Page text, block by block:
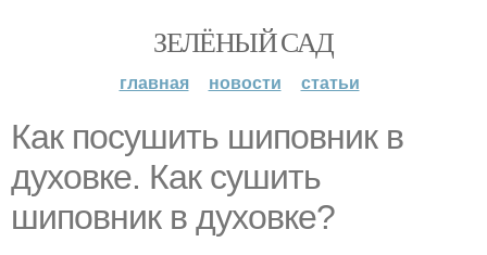
ЗЕЛЁНЫЙ САД
главная новости статьи
Как посушить шиповник в
духовке. Как сушить
шиповник в духовке?